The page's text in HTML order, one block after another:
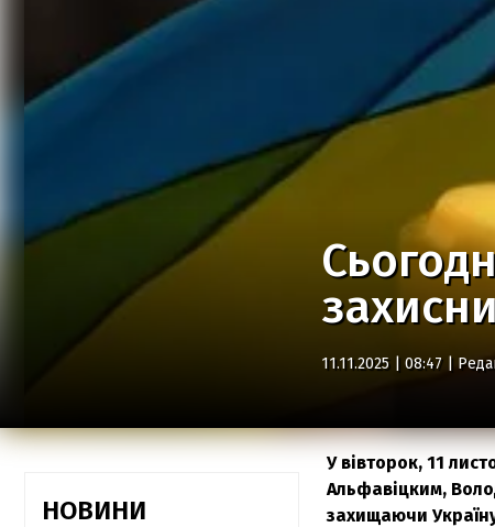
11.11.2025 | 08:47 |
НОВИНИ
У вівторок, 11
Альфавіцким,
захищаючи